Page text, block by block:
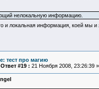
нелокальную информацию.
и локальная информация, коей мы
тест про магию
Ответ #19 : 21 Ноября 2008, 23:26:39 »